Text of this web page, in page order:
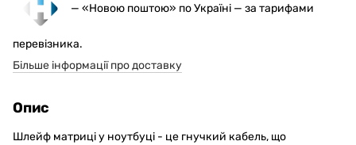
— «Новою поштою» по Україні — за тарифами
перевізника.
Більше інформації про доставку
Опис
Шлейф матриці у ноутбуці - це гнучкий кабель, що